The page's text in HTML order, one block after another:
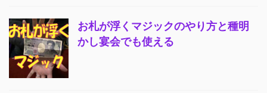
お札が浮くマジックのやり方と種明
かし宴会でも使える